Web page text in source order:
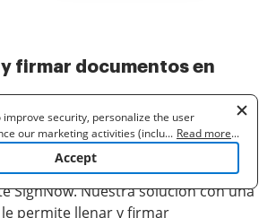
firmar documentos en
funciones de enlace de firma
ser difícil a menos que tenga una
SignNow. Nuestra solución con una
permite llenar y firmar
improve security, personalize the user
our marketing activities (including
3rd party partners) and for other business
to learn more. By clicking "Accept"
... Read more...
Accept